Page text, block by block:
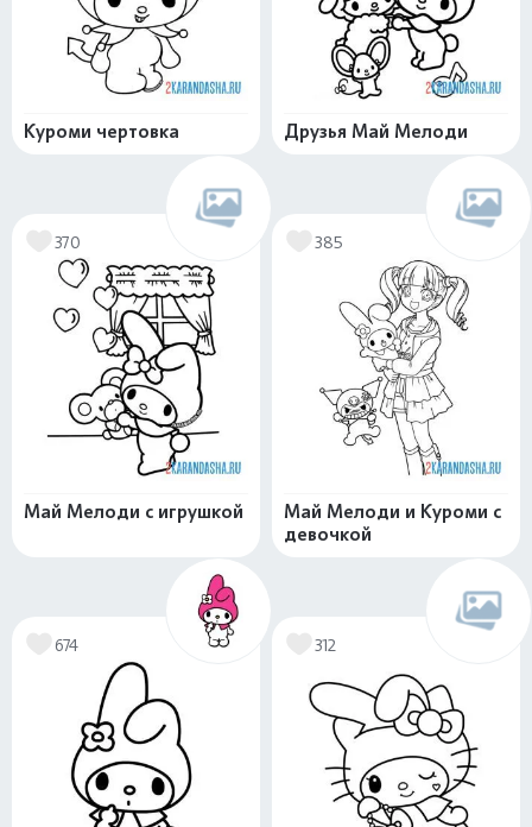
Куроми чертовка Друзья Май Мелоди
370
Май Мелоди с игрушкой
385
Май Мелоди и Куроми с
девочкой
674 312